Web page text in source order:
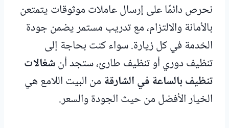
نحرص دائمًا على إرسال عاملات موثوقات يتمتعن
بالأمانة والالتزام، مع تدريب مستمر يضمن جودة
الخدمة في كل زيارة. سواء كنت بحاجة إلى
تنظيف دوري أو تنظيف طارئ، ستجد أنشغالات
تنظيف بالساعة في الشارقة من البيت اللامع هي
الخيار الأفضل من حيث الجودة والسعر.